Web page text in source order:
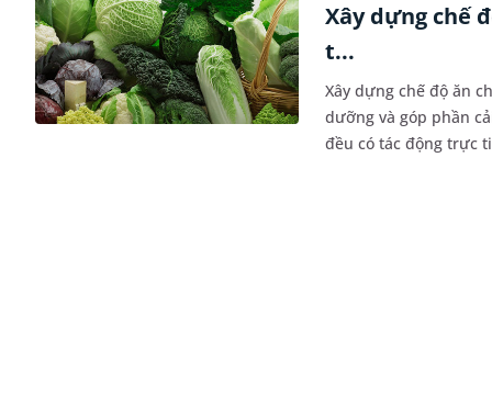
Xây dựng chế
t...
Xây dựng chế độ ăn
dưỡng và góp phần
đều có tác động trực